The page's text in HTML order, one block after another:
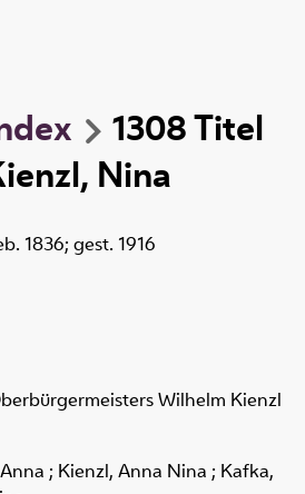
1308Titel
Nina
1836; gest. 1916
Wilhelm Kienzl
; Kienzl, Anna Nina ; Kafka,